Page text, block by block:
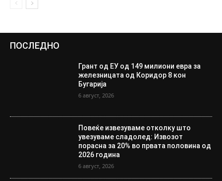
ПОСЛЕДНО
Грант од ЕУ од 149 милиони евра за
железницата од Коридор 8 кон
Бугарија
6 август, 2026
Повеќе извезуваме отколку што
увезуваме сладолед: Извозот
порасна за 20% во првата половина од
2026 година
6 август, 2026